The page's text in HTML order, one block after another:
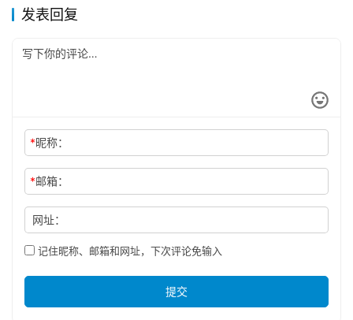
发表回复
*昵称：
*邮箱：
网址：
记住昵称、邮箱和网址，下次评论免输入
提交